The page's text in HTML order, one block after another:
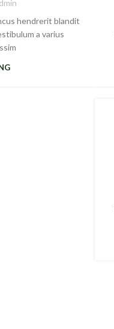
hendrerit blandit
a varius
...